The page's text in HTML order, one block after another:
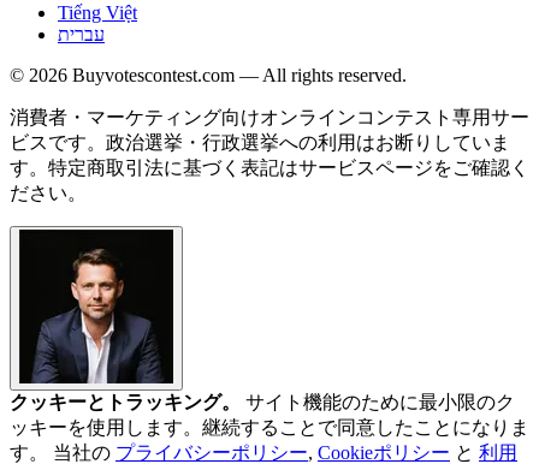
Tiếng Việt
עברית
© 2026 Buyvotescontest.com — All rights reserved.
消費者・マーケティング向けオンラインコンテスト専用サー
ビスです。政治選挙・行政選挙への利用はお断りしていま
す。特定商取引法に基づく表記はサービスページをご確認く
ださい。
クッキーとトラッキング。
サイト機能のために最小限のク
ッキーを使用します。継続することで同意したことになりま
す。 当社の プライバシーポリシー, Cookieポリシー と 利用